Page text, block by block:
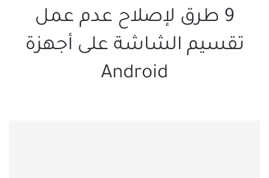
9 طرق لإصلاح عدم عمل
تقسيم الشاشة على أجهزة
Android